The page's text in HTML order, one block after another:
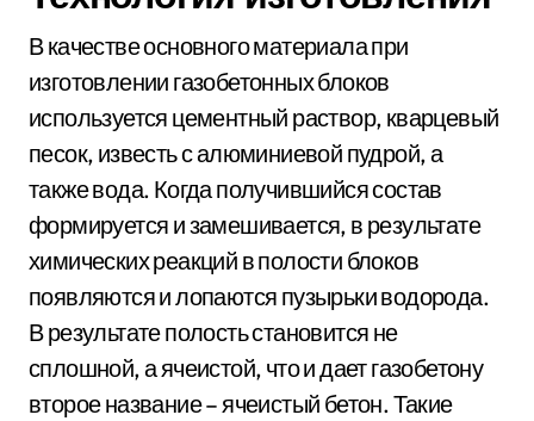
В качестве основного материала при
изготовлении газобетонных блоков
используется цементный раствор, кварцевый
песок, известь с алюминиевой пудрой, а
также вода. Когда получившийся состав
формируется и замешивается, в результате
химических реакций в полости блоков
появляются и лопаются пузырьки водорода.
В результате полость становится не
сплошной, а ячеистой, что и дает газобетону
второе название – ячеистый бетон. Такие